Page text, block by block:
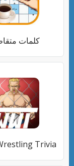
كلمات
Trivia